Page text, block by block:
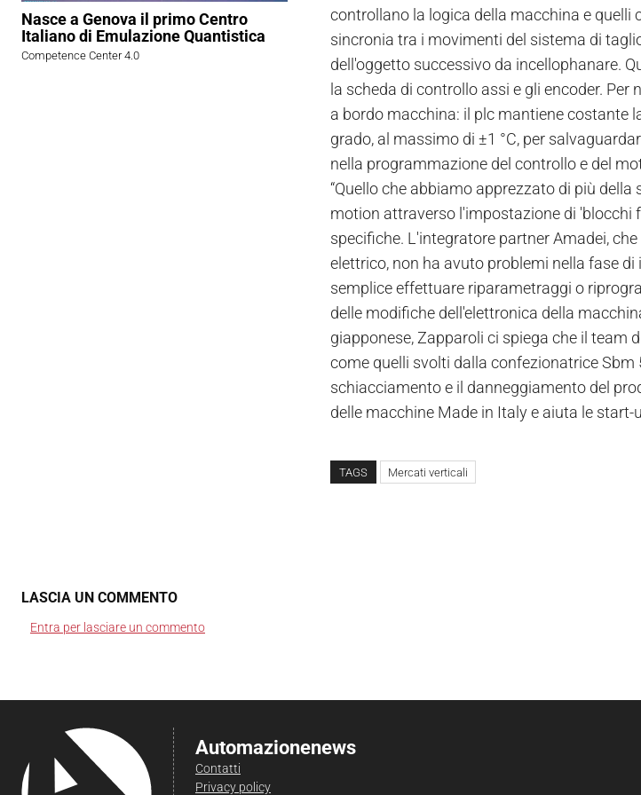
Nasce a Genova il primo Centro
Italiano di Emulazione Quantistica
Competence Center 4.0
controllano la logica della macchina e quelli
sincronia tra i movimenti del sistema di
dell'oggetto successivo da incellophanare.
la scheda di controllo assi e gli encoder.
a bordo macchina: il plc mantiene costante
grado, al massimo di ±1 °C, per
nella programmazione del controllo e del
“Quello che abbiamo apprezzato di più
motion attraverso l'impostazione di 'blocchi
specifiche. L'integratore partner Amadei,
elettrico, non ha avuto problemi nella fase
semplice effettuare riparametraggi o
delle modifiche dell'elettronica della
giapponese, Zapparoli ci spiega che il team
come quelli svolti dalla confezionatrice
schiacciamento e il danneggiamento del
delle macchine Made in Italy e aiuta le start-
TAGS Mercati verticali
LASCIA UN COMMENTO
Entra per lasciare un commento
Automazionenews
Contatti
Privacy policy